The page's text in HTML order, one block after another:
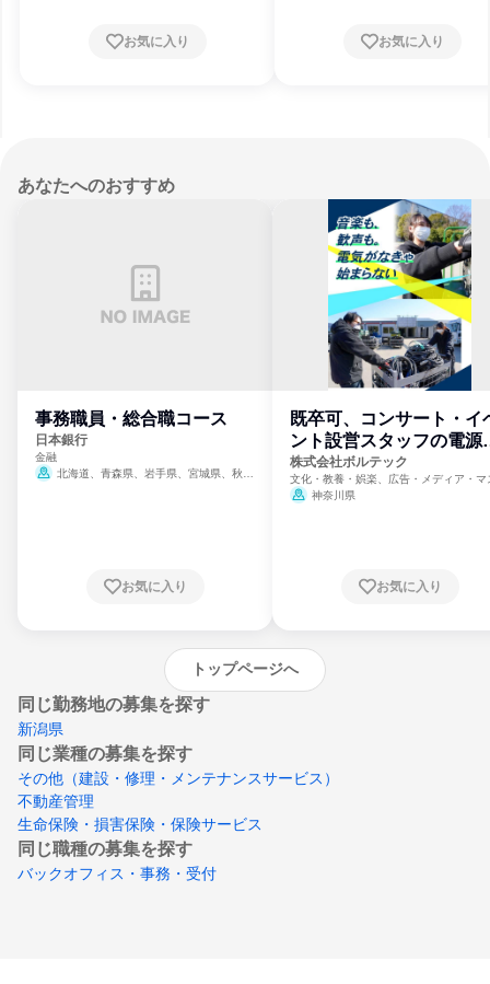
お気に入り お気に入り
あなたへのおすすめ
事務職員・総合職コース
日本銀行
金融
北海道、青森県、岩手県、宮城県、秋田
崎県、熊本県、大分県、宮崎県、鹿児島県、
お気に入り
既卒可、コンサート・イ
ント設営スタッフの電源
門
株式会社ボルテック
文化・教養・娯楽、広告・メディア・マ
ミ、電力・ガス・水道・エネルギー
神奈川県
お気に入り
トップページへ
同じ勤務地の募集を探す
新潟県
同じ業種の募集を探す
その他（建設・修理・メンテナンスサービス）
不動産管理
生命保険・損害保険・保険サービス
同じ職種の募集を探す
バックオフィス・事務・受付